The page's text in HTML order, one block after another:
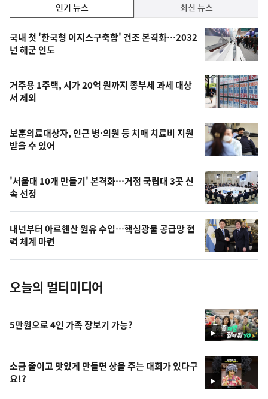
기,
최
신,
오
늘
의
영
상
오
늘
의
사
진
인기 뉴스 최신 뉴스
인
기
뉴
스
국내 첫 '한국형 이지스구축함' 건조 본격화…2032
년 해군 인도
거주용 1주택, 시가 20억 원까지 종부세 과세 대상
서 제외
보훈의료대상자, 인근 병·의원 등 치매 치료비 지원
받을 수 있어
'서울대 10개 만들기' 본격화…거점 국립대 3곳 신
속 선정
내년부터 아르헨산 원유 수입…핵심광물 공급망 협
력 체계 마련
오늘의 멀티미디어
영
상
5만원으로 4인 가족 장보기 가능?
영
소금 줄이고 맛있게 만들면 상을 주는 대회가 있다구
요!?